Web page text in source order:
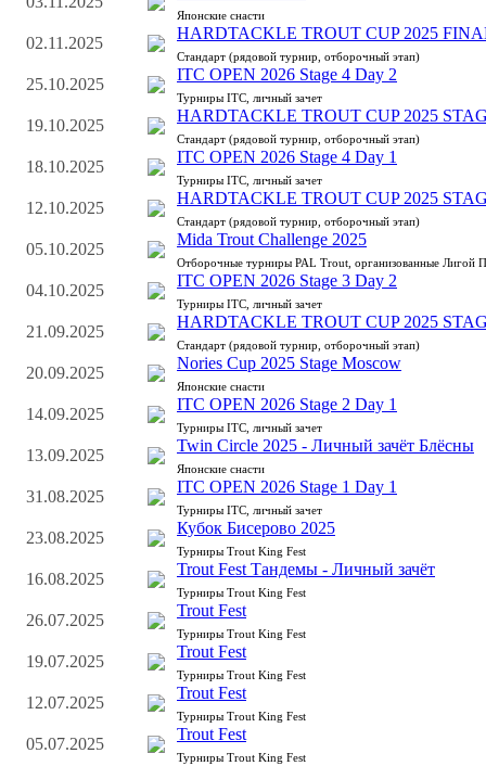
Японские снасти
02.11.2025
HARDTACKLE TROUT CUP 2025
Стандарт (рядовой турнир, отборочный этап)
25.10.2025
ITC OPEN 2026 Stage 4 Day 2
Турниры ITC, личный зачет
19.10.2025
HARDTACKLE TROUT CUP 2025
Стандарт (рядовой турнир, отборочный этап)
18.10.2025
ITC OPEN 2026 Stage 4 Day 1
Турниры ITC, личный зачет
12.10.2025
HARDTACKLE TROUT CUP 2025
Стандарт (рядовой турнир, отборочный этап)
05.10.2025
Mida Trout Challenge 2025
Отборочные турниры PAL Trout, организованные Лигой
04.10.2025
ITC OPEN 2026 Stage 3 Day 2
Турниры ITC, личный зачет
21.09.2025
HARDTACKLE TROUT CUP 2025
Стандарт (рядовой турнир, отборочный этап)
20.09.2025
Nories Cup 2025 Stage Moscow
Японские снасти
14.09.2025
ITC OPEN 2026 Stage 2 Day 1
Турниры ITC, личный зачет
13.09.2025
Twin Circle 2025 - Личный зачёт Блёсны
Японские снасти
31.08.2025
ITC OPEN 2026 Stage 1 Day 1
Турниры ITC, личный зачет
23.08.2025
Кубок Бисерово 2025
Турниры Trout King Fest
16.08.2025
Trout Fest Тандемы - Личный зачёт
Турниры Trout King Fest
26.07.2025
Trout Fest
Турниры Trout King Fest
19.07.2025
Trout Fest
Турниры Trout King Fest
12.07.2025
Trout Fest
Турниры Trout King Fest
05.07.2025
Trout Fest
Турниры Trout King Fest